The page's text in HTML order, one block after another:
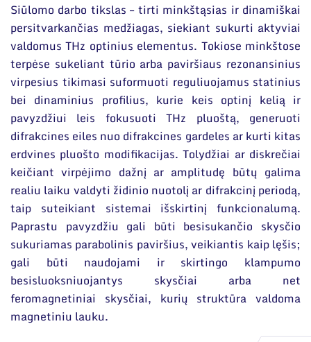
Siūlomo darbo tikslas – tirti minkštąsias ir dinamiškai
persitvarkančias medžiagas, siekiant sukurti aktyviai
valdomus THz optinius elementus. Tokiose minkštose
terpėse sukeliant tūrio arba paviršiaus rezonansinius
virpesius tikimasi suformuoti reguliuojamus statinius
bei dinaminius profilius, kurie keis optinį kelią ir
pavyzdžiui leis fokusuoti THz pluoštą, generuoti
difrakcines eiles nuo difrakcines gardeles ar kurti kitas
erdvines pluošto modifikacijas. Tolydžiai ar diskrečiai
keičiant virpėjimo dažnį ar amplitudę būtų galima
realiu laiku valdyti židinio nuotolį ar difrakcinį periodą,
taip suteikiant sistemai išskirtinį funkcionalumą.
Paprastu pavyzdžiu gali būti besisukančio skysčio
sukuriamas parabolinis paviršius, veikiantis kaip lęšis;
gali būti naudojami ir skirtingo klampumo
besisluoksniuojantys skysčiai arba net
feromagnetiniai skysčiai, kurių struktūra valdoma
magnetiniu lauku.